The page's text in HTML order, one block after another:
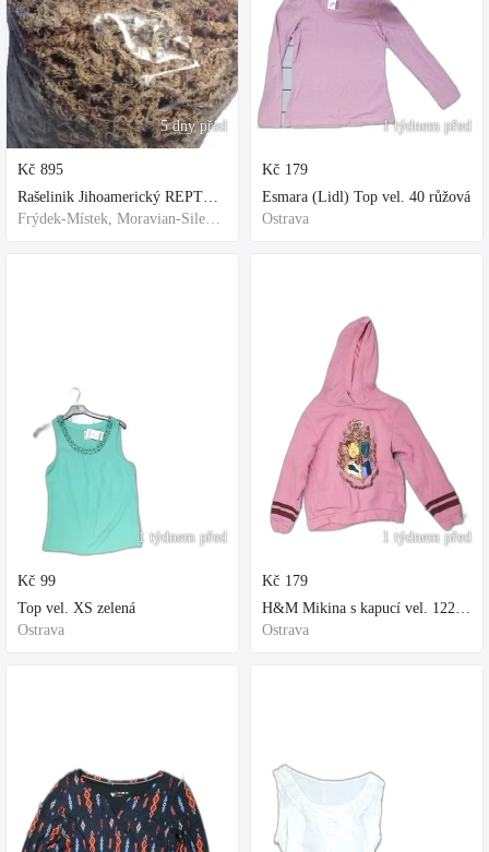
5 dny před
Kč 895
Rašelinik Jihoamerický REPTER - 5 balení - 500g -
Frýdek-Místek, Moravian-Silesian Region,Others
1 týdnem před
Kč 99
Top vel. XS zelená
Ostrava
1 týdnem před
Kč 179
Esmara (Lidl) Top vel. 40 růžová
Ostrava
1 týdnem před
Kč 179
H&M Mikina s kapucí vel. 122 fialová
Ostrava